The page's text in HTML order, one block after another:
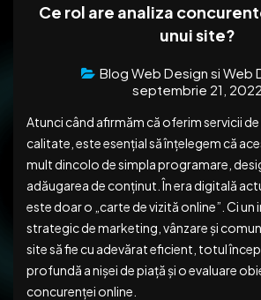
Ce rol are analiza
unui site?
Blog Web Design si Web
septembrie 21, 2022
Atunci când afirmăm că oferim servicii
calitate, este esențial să înțelegem că
mult dincolo de simpla programare,
adăugarea de conținut. În era digitală
este doar o „carte de vizită online”. Ci
strategic de marketing, vânzare și
site să fie cu adevărat eficient, totul
profundă a nișei de piață și o evaluare
concurenței online.